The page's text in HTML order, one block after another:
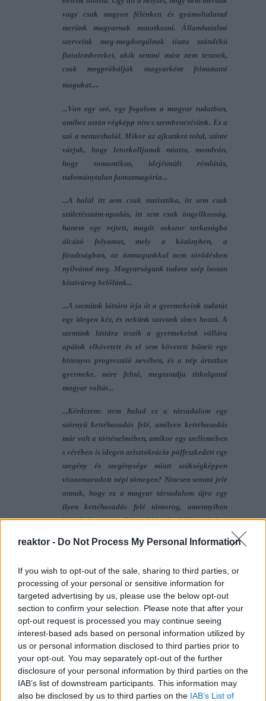
reaktor - Do Not Process My Personal Information
If you wish to opt-out of the sale, sharing to third parties, or
processing of your personal or sensitive information for
targeted advertising by us, please use the below opt-out
section to confirm your selection. Please note that after your
opt-out request is processed you may continue seeing
interest-based ads based on personal information utilized by
us or personal information disclosed to third parties prior to
your opt-out. You may separately opt-out of the further
disclosure of your personal information by third parties on the
IAB’s list of downstream participants. This information may
also be disclosed by us to third parties on the IAB’s List of
vagy csak nagyon félénken és gyámoltalanul
merünk magyarnak mutatkozni. Államhatalmi
szerveink meg-megdorgálnak tiszta szándékú
fiatalembereket, akik semmi mást nem tesznek,
csak megpróbálják magyarként felmutatni
magukat...
...Van egy szó, egy fogalom a magyar tudatban,
amihez aztán végképp nincs szembenézésünk. Ez a
szó a nemzethalál. Mikor az ajkunkra tolul, szinte
várjuk, hogy letorkolljanak miatta, mondván,
hogy romantikus, idejétmúlt rémlátás,
tudománytalan fantazmagória...
...A halál itt sem csak statisztika, itt sem csak
születésszám-apadás, itt sem csak öngyilkosság,
hanem egy rejtett, magát sokszor tarkaságba
álcázó folyamat, mely a közönyben, a
fásultságban, az önmagunkkal nem törődésben
nyilvánul meg. Magyarságunk tudata szép lassan
kiszivárog belőlünk...
...A szemünk láttára írja át a gyermekeink tudatát
egy idegen kéz, és nekünk szavunk sincs hozzá. A
szemünk láttára teszik a gyermekeink vállára
apáink elkövetett és el sem követett bűneit egy
bizonyos progresszió nevében, és a nép ártatlan
gyermeke, mire felnő, megtanulja titkolgatni
magyar voltát...
...Kérdezem: nem halad ez a társadalom egy
szörnyű kettéhasadás felé, amilyen kettéhasadás
már volt a történelmében, amikor egy szellemében
s vérében is idegen arisztokrácia pöffeszkedettegy
szegény és szegénysége miatt szükségképpen
visszamaradott népi tömegen? Nincsen semmi jele
annak, hogy ez a magyar társadalom újra egy
ilyen kettéhasadás felé tántorog, amennyiben
kialakul egy világ felé fordulás részben
rétege, és ez alatt a mindennapi gondokkal küzdő,
elmaradó tömeggel, néppel, nevezzük úgy, ahogy
akarjuk?...
...Ezen az úton is el lehet jutni a nemzet sírjához.
Ez esetben nem szűnik meg a magyarság, nem hal
ki, csak oly mértékben átalakul, hogy azt már nem
lehet nemzetnek nevezni. Valamilyen új kifejezést
kell rá találni. Ezen az úton pincérnemzet leszünk